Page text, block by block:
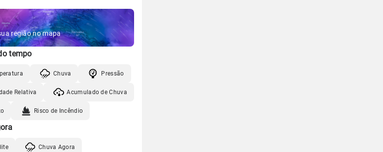
região no mapa
tempo
Chuva Pressão
Relativa Acumulado de Chuva
Risco de Incêndio
Chuva Agora